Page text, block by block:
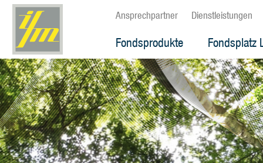
Ansprechpartner Dienstleistungen
Fondsprodukte Fondsplatz